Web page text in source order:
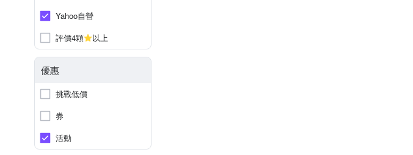
Yahoo自營
評價4顆
以上
優惠
挑戰低價
券
活動